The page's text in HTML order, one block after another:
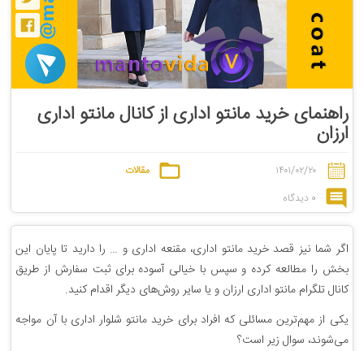
راهنمای خرید مانتو اداری از کانال مانتو اداری
ارزان
۱۴۰۱/۰۲/۲۰
مقالات
0 دیدگاه
اگر شما نیز قصد خرید مانتو اداری، مقنعه اداری و … را دارید تا پایان این
بخش را مطالعه کرده و سپس با خیالی آسوده برای ثبت سفارش از طریق
کانال تلگرام مانتو اداری ارزان و یا سایر روش‌های دیگر اقدام کنید.
یکی از مهم‌ترین مسائلی که افراد برای خرید مانتو شلوار اداری با آن مواجه
می‌شوند، سوال زیر است؟